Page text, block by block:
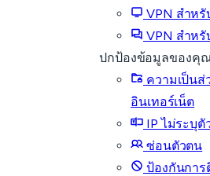
VPN สำหรั
VPN สำหรั
ปกป้องข้อมูลของคุ
ความเป็นส่
อินเทอร์เน็ต
IP ไม่ระบุตั
ซ่อนตัวตน
ป้องกันการ